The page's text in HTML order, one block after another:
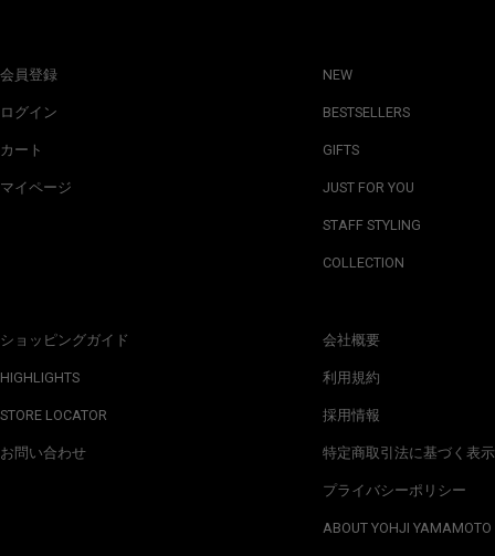
会員登録
ログイン
カート
マイページ
ショッピングガイド
HIGHLIGHTS
STORE LOCATOR
お問い合わせ
NEW
BESTSELLERS
GIFTS
JUST FOR YOU
STAFF STYLING
COLLECTION
会社概要
利用規約
採用情報
特定商取引法に基づく表示
プライバシーポリシー
ABOUT YOHJI YAMAMOTO